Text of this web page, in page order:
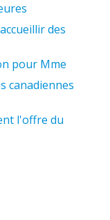
des
pour Mme
canadiennes
l'offre du